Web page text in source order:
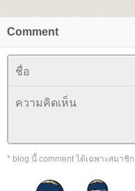
Comment
* blog นี้ comment ได้เฉพาะสมาชิก